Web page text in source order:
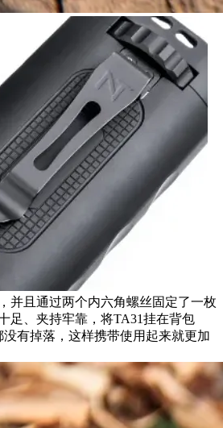
并且通过两个内六角螺丝固定了一枚
足、夹持牢靠，将TA31挂在背包
有掉落，这样携带使用起来就更加